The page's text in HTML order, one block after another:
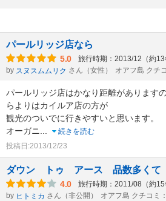
パールリッジ店なら
5.0 旅行時期：2013/12（約13
by スヌスムムリク さん（女性） オアフ島 クチ
パールリッジ店はかなり距離があります
らよりはカイルア店の方が
観光のついでに行きやすいと思います。
オーガニ
続きを読む
投稿日:2013/12/23
ダウン トゥ アース 品数多くて
4.0 旅行時期：2011/08（約15
by ヒトミカ さん（非公開） オアフ島 クチコミ